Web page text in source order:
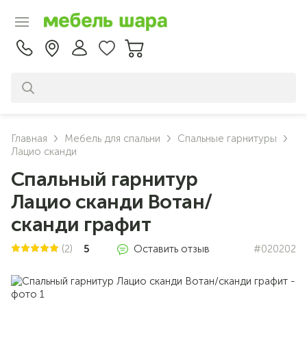
Главная Мебель для спальни
Спальные гарнитуры
Лацио сканди
Спальный гарнитур
Лацио сканди Вотан/
сканди графит
(2) 5 Оставить отзыв #020202